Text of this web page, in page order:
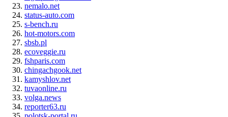
nemalo.net
status-auto.com
s-bench.ru
hot-motors.com
sbsb.pl
ecoveggie.ru
fshparis.com
chingachgook.net
kamyshlov.net
tuvaonline.ru
volga.news
reporter63.ru